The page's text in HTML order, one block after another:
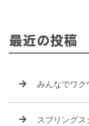
最近の投稿
みんなでワク
スプリングス